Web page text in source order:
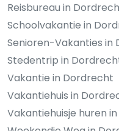
Reisbureau in
Schoolvakantie in
Senioren-Vakanties in
Stedentrip in
Vakantie in Dordrecht
Vakantiehuis in
Vakantiehuisje huren